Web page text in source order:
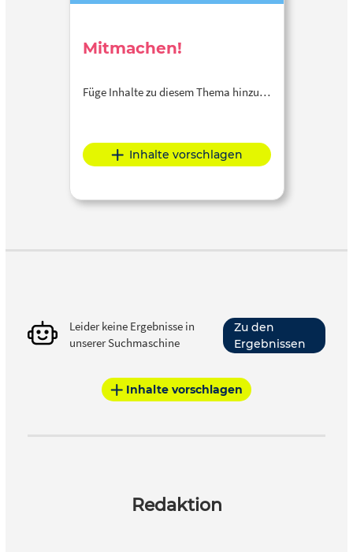
Mitmachen!
Füge Inhalte zu diesem Thema hinzu…
Inhalte vorschlagen
Leider keine Ergebnisse in
unserer Suchmaschine
Zu den
Ergebnissen
Inhalte vorschlagen
Redaktion